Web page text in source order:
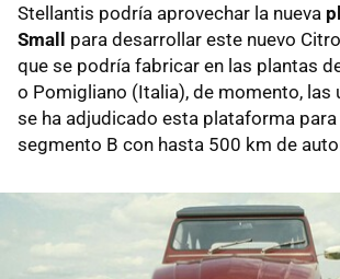
Stellantis podría aprovechar la nueva
Small para desarrollar este nuevo
que se podría fabricar en las plantas
o Pomigliano (Italia), de momento, las
se ha adjudicado esta plataforma
segmento B con hasta 500 km de